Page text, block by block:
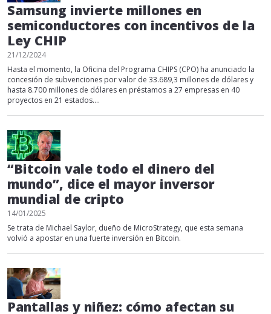
Samsung invierte millones en
semiconductores con incentivos de la
Ley CHIP
21/12/2024
Hasta el momento, la Oficina del Programa CHIPS (CPO) ha anunciado la
concesión de subvenciones por valor de 33.689,3 millones de dólares y
hasta 8.700 millones de dólares en préstamos a 27 empresas en 40
proyectos en 21 estados....
“Bitcoin vale todo el dinero del
mundo”, dice el mayor inversor
mundial de cripto
14/01/2025
Se trata de Michael Saylor, dueño de MicroStrategy, que esta semana
volvió a apostar en una fuerte inversión en Bitcoin.
Pantallas y niñez: cómo afectan su